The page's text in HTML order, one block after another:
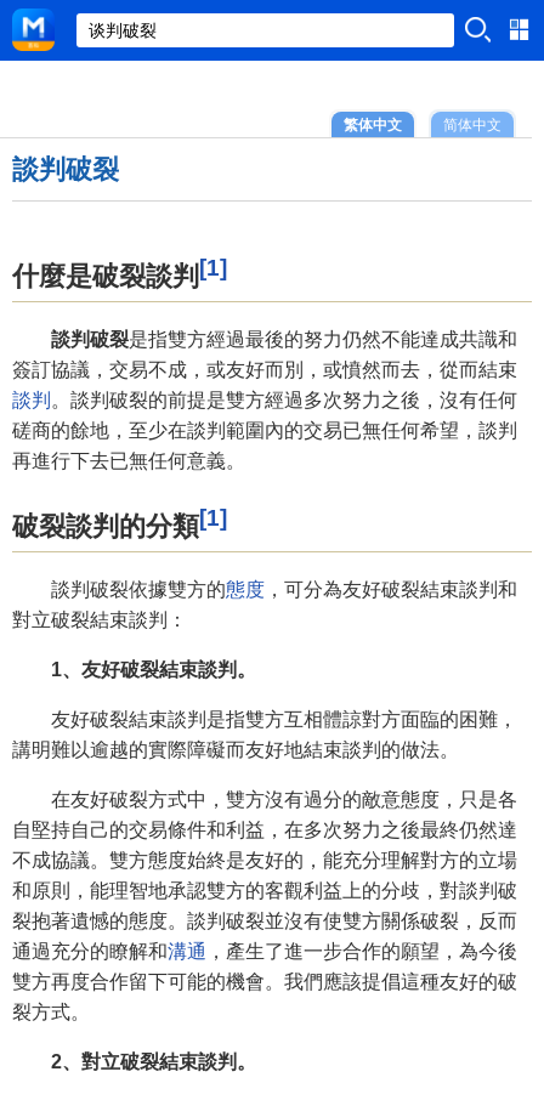
简体中文
繁体中文
談判破裂
什麼是破裂談判 [1]
談判破裂是指雙方經過最後的努力仍然不能達成共識和
簽訂協議，交易不成，或友好而別，或憤然而去，從而結束
談判 。談判破裂的前提是雙方經過多次努力之後，沒有任何
磋商的餘地，至少在談判範圍內的交易已無任何希望，談判
再進行下去已無任何意義。
破裂談判的分類[1]
談判破裂依據雙方的態度 ，可分為友好破裂結束談判和
對立破裂結束談判：
1、友好破裂結束談判。
友好破裂結束談判是指雙方互相體諒對方面臨的困難，
講明難以逾越的實際障礙而友好地結束談判的做法。
在友好破裂方式中，雙方沒有過分的敵意態度，只是各
自堅持自己的交易條件和利益，在多次努力之後最終仍然達
不成協議。雙方態度始終是友好的，能充分理解對方的立場
和原則，能理智地承認雙方的客觀利益上的分歧，對談判破
裂抱著遺憾的態度。談判破裂並沒有使雙方關係破裂，反而
通過充分的瞭解和溝通 ，產生了進一步合作的願望，為今後
雙方再度合作留下可能的機會。我們應該提倡這種友好的破
裂方式。
2、對立破裂結束談判。